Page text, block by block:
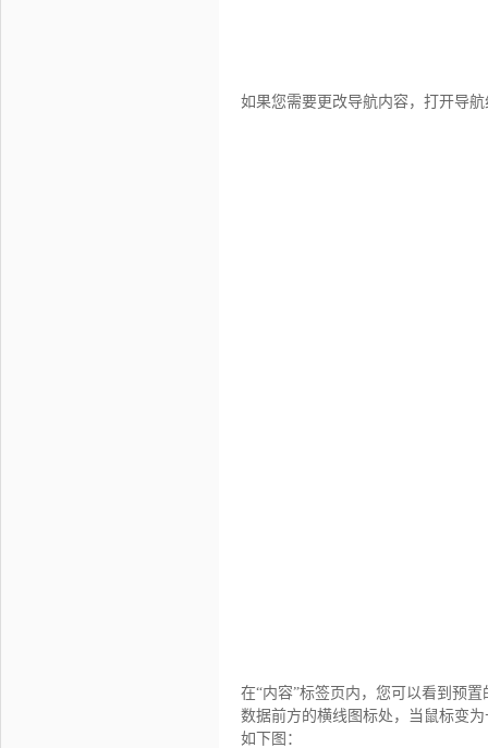
如果您需要更改导航内容，打开导
在“内容”标签页内，您可以看到预
数据前方的横线图标处，当鼠标变
如下图：